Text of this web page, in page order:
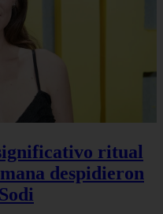
ritual
despidieron